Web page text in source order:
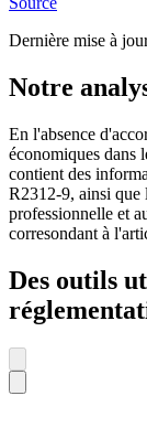
Dernière mise à
Notre
En l'absence
économiques dans
contient des
R2312-9, ainsi que
professionnelle et
corresondant à
Des outils